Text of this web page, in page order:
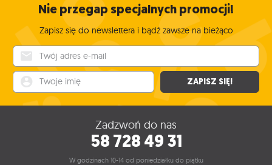
Nie przegap specjalnych promocji!
Zapisz się do newslettera i bądź zawsze na bieżąco
ZAPISZ SIĘ!
Zadzwoń do nas
58 728 49 31
W godzinach 10-14 od poniedziałku do piątku